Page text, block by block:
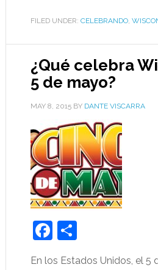
FILED UNDER: CELEBRANDO,
¿Qué celebra
5 de mayo?
MAY 8, 2015BY DANTE VISCARRA
Facebook
Share
En los Estados Unidos, el 5